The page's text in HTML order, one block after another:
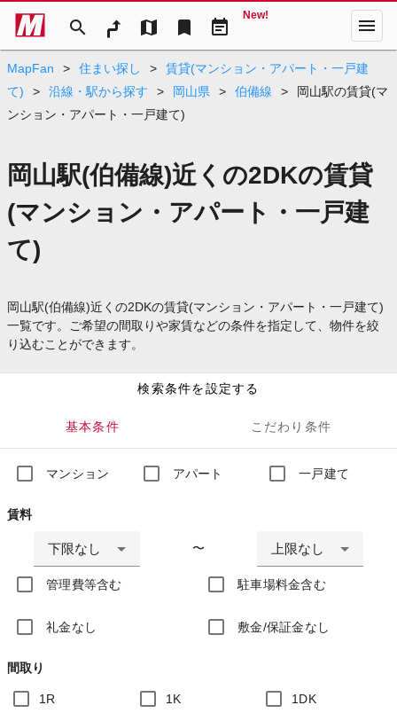
search map bookmark event_note
New! menu
MapFan > 住まい探し >
賃貸(マンション・アパート・一戸建
て)
> 沿線・駅から探す > 岡山県 > 伯備線 >
岡山駅の賃貸(マ
ンション・アパート・一戸建て)
岡山駅(伯備線)近くの2DKの賃貸
(マンション・アパート・一戸建
て)
岡山駅(伯備線)近くの2DKの賃貸(マンション・アパート・一戸建て)
一覧です。ご希望の間取りや家賃などの条件を指定して、物件を絞
り込むことができます。
検索条件を設定する
基本条件 こだわり条件
マンション アパート 一戸建て
賃料
下限なし 〜 上限なし
管理費等含む 駐車場料金含む
礼金なし 敷金/保証金なし
間取り
1R 1K 1DK